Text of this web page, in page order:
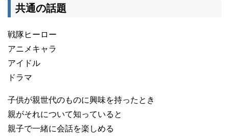
共通の話題
戦隊ヒーロー
アニメキャラ
アイドル
ドラマ
子供が親世代のものに興味を持ったとき
親がそれについて知っていると
親子で一緒に会話を楽しめる